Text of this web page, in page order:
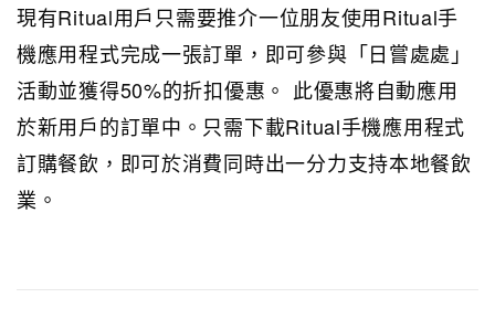
現有Ritual用戶只需要推介一位朋友使用Ritual手
機應用程式完成一張訂單，即可參與「日嘗處處」
活動並獲得50%的折扣優惠。 此優惠將自動應用
於新用戶的訂單中。只需下載Ritual手機應用程式
訂購餐飲，即可於消費同時出一分力支持本地餐飲
業。